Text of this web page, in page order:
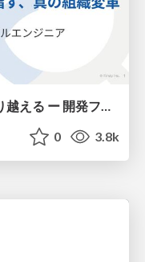
0 3.8k